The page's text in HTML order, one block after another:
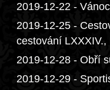
2019-12-22 -
2019-12-25 -
cestování
2019-12-28 - Obří
2019-12-29 -